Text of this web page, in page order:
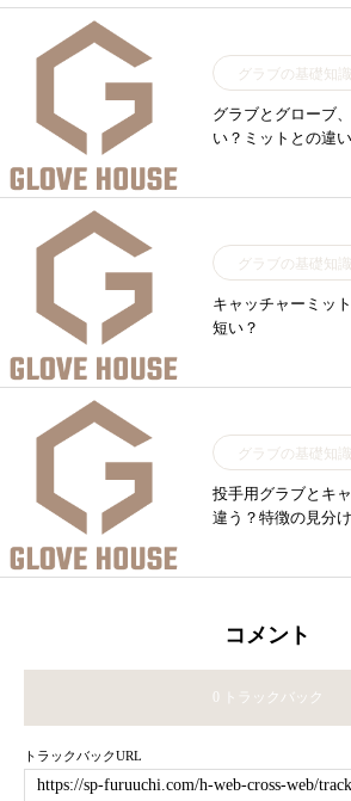
グラブの基礎知
グラブとグローブ
い？ミットとの違
グラブの基礎知
キャッチャーミッ
短い？
グラブの基礎知
投手用グラブとキ
違う？特徴の見分
コメント
0 トラックバック
トラックバックURL